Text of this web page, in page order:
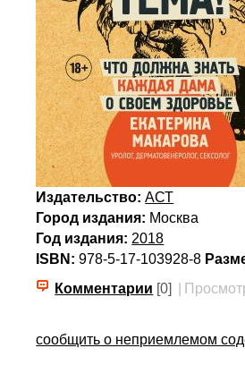
Издательство: АСТ
Город издания: Москва
Год издания: 2018
ISBN: 978-5-17-103928-8
Комментарии [0]
сообщить о неприемлемом